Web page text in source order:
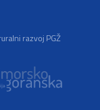
razvoj PGŽ